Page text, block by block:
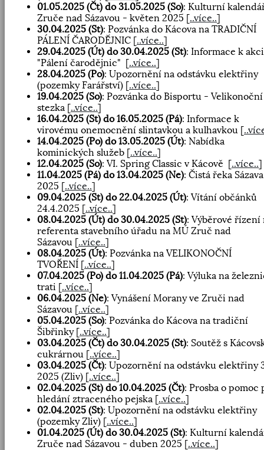
01.05.2025 (Čt) do 31.05.2025 (So): Kulturní
Zruče nad Sázavou - květen 2025 [..více..]
30.04.2025 (St): Pozvánka do Kácova na TRADIČNÍ
PÁLENÍ ČARODĚJNIC [..více..]
29.04.2025 (Út) do 30.04.2025 (St): Informace k akci
"Pálení čarodějnic" [..více..]
28.04.2025 (Po): Upozornění na odstávku elektřiny
(pozemky Farářství) [..více..]
19.04.2025 (So): Pozvánka do Bisportu - Velikonoční
stezka [..více..]
16.04.2025 (St) do 16.05.2025 (Pá): Informace k
virovému onemocnění slintavkou a kulhavkou [
14.04.2025 (Po) do 13.05.2025 (Út): Nabídka
kominických služeb [..více..]
12.04.2025 (So): VI. Spring Classic v Kácově [..více..]
11.04.2025 (Pá) do 13.04.2025 (Ne): Čistá řeka Sázava
2025 [..více..]
09.04.2025 (St) do 22.04.2025 (Út): Vítání občánků
24.4.2025 [..více..]
08.04.2025 (Út) do 30.04.2025 (St): Výběrové řízení
referenta stavebního úřadu na MÚ Zruč nad
Sázavou [..více..]
08.04.2025 (Út): Pozvánka na VELIKONOČNÍ
TVOŘENÍ [..více..]
07.04.2025 (Po) do 11.04.2025 (Pá): Výluka na
trati [..více..]
06.04.2025 (Ne): Vynášení Morany ve Zruči nad
Sázavou [..více..]
05.04.2025 (So): Pozvánka do Kácova na tradiční
Šibřinky [..více..]
03.04.2025 (Čt) do 30.04.2025 (St): Soutěž s
cukrárnou [..více..]
03.04.2025 (Čt): Upozornění na odstávku elektřiny
2025 (Zliv) [..více..]
02.04.2025 (St) do 10.04.2025 (Čt): Prosba o pomoc
hledání ztraceného pejska [..více..]
02.04.2025 (St): Upozornění na odstávku elektřiny
(pozemky Zliv) [..více..]
01.04.2025 (Út) do 30.04.2025 (St): Kulturní
Zruče nad Sázavou - duben 2025 [..více..]